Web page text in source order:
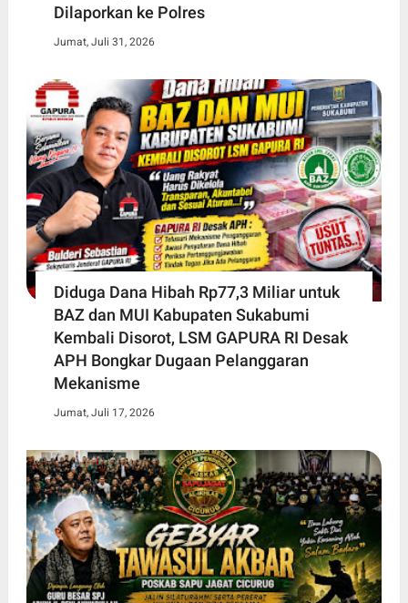
Dilaporkan ke Polres
Jumat, Juli 31, 2026
Diduga Dana Hibah Rp77,3 Miliar untuk
BAZ dan MUI Kabupaten Sukabumi
Kembali Disorot, LSM GAPURA RI Desak
APH Bongkar Dugaan Pelanggaran
Mekanisme
Jumat, Juli 17, 2026